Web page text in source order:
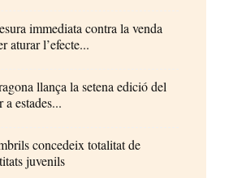
immediata contra la venda
aturar l’efecte...
llança la setena edició del
estades...
concedeix totalitat de
juvenils